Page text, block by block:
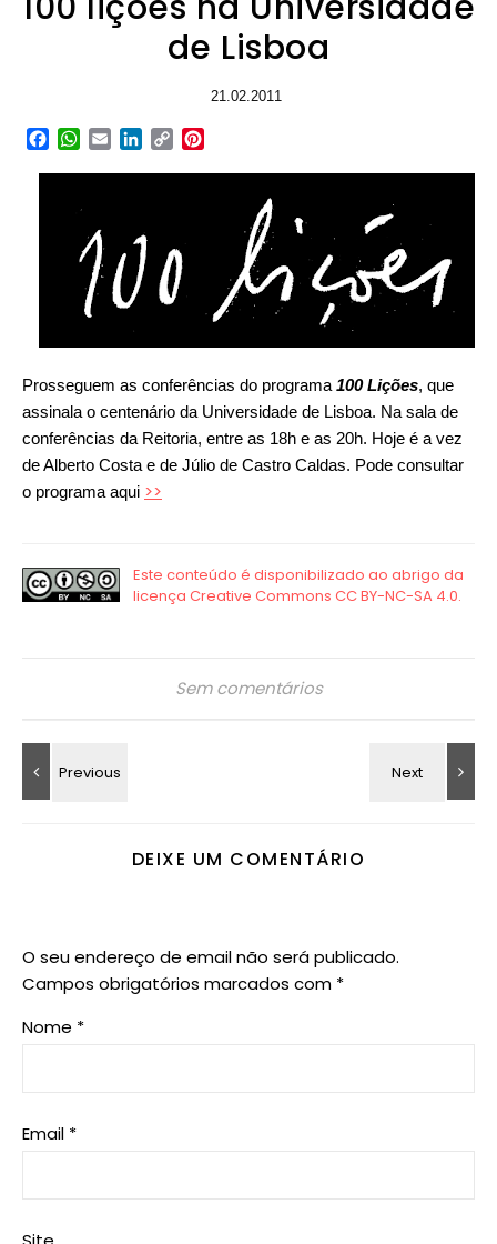
de Lisboa
21.02.2011
Facebook
WhatsApp
EmailLinkedIn
Copy
Prosseguem as conferências do programa 100 Lições, que
assinala o centenário da Universidade de Lisboa. Na sala de
conferências da Reitoria, entre as 18h e as 20h. Hoje é a vez
de Alberto Costa e de Júlio de Castro Caldas. Pode consultar
o programa aqui >>
Sem comentários
DEIXE UM COMENTÁRIO
O seu endereço de email não será publicado.
Campos obrigatórios marcados com *
Nome *
Email *